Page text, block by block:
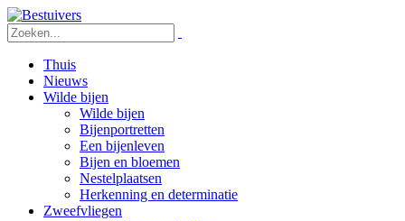
Thuis
Nieuws
Wilde bijen
Wilde bijen
Bijenportretten
Een bijenleven
Bijen en bloemen
Nestelplaatsen
Herkenning en determinatie
Zweefvliegen